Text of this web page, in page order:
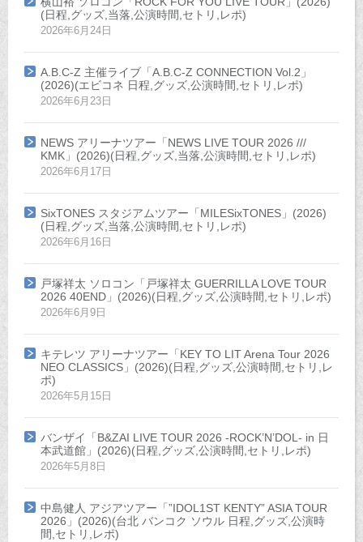
(日程,グッズ,当落,公演時間,セトリ,レポ)
2026年6月24日
A.B.C-Z 主催ライブ「A.B.C-Z CONNECTION Vol.2」
(2026)(エビコネ 日程,グッズ,公演時間,セトリ,レポ)
2026年6月23日
NEWS アリーナツアー「NEWS LIVE TOUR 2026 ///
KMK」(2026)(日程,グッズ,当落,公演時間,セトリ,レポ)
2026年6月17日
SixTONES スタジアムツアー「MILESixTONES」(2026)
(日程,グッズ,当落,公演時間,セトリ,レポ)
2026年6月16日
戸塚祥太 ソロコン「戸塚祥太 GUERRILLA LOVE TOUR
2026 40END」(2026)(日程,グッズ,公演時間,セトリ,レポ)
2026年6月9日
キテレツ アリーナツアー「KEY TO LIT Arena Tour 2026
NEO CLASSICS」(2026)(日程,グッズ,公演時間,セトリ,レ
ポ)
2026年5月15日
バンザイ「B&ZAI LIVE TOUR 2026 -ROCK’N’DOL- in 日
本武道館」(2026)(日程,グッズ,公演時間,セトリ,レポ)
2026年5月8日
中島健人 アジアツアー「”IDOL1ST KENTY” ASIA TOUR
2026」(2026)(台北 バンコク ソウル 日程,グッズ,公演時
間,セトリ,レポ)